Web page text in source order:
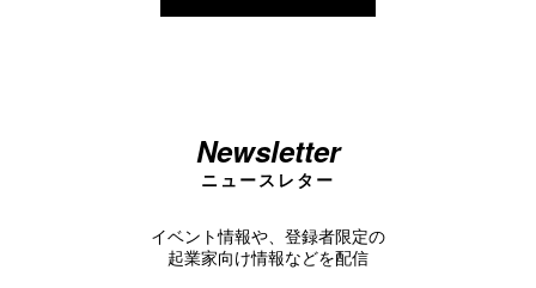
Newsletter
ニュースレター
イベント情報や、登録者限定の
起業家向け情報などを配信